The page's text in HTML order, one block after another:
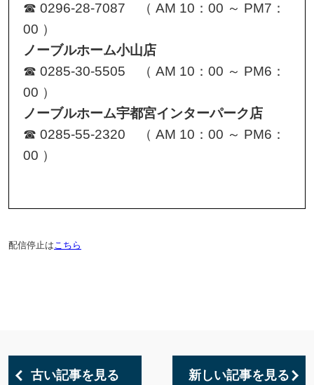
☎ 0296-28-7087 （ AM 10：00 ～ PM7：
00 ）
ノーブルホーム小山店
☎ 0285-30-5505 （ AM 10：00 ～ PM6：
00 ）
ノーブルホーム宇都宮インターパーク店
☎ 0285-55-2320 （ AM 10：00 ～ PM6：
00 ）
配信停止はこちら
古い記事を見る 新しい記事を見る